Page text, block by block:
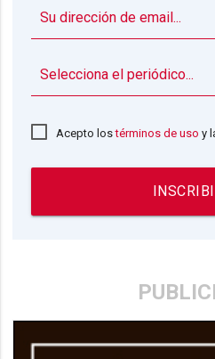
Acepto lostérminos de uso y